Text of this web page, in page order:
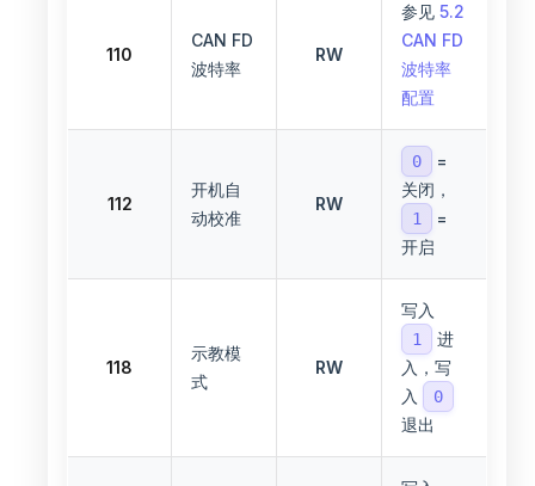
110
CAN FD
波特率
RW
参见 5.2
CAN FD
波特率
配置
112
开机自
动校准
RW
0
=
关闭，
1
=
开启
118
示教模
式
RW
写入
1
进
入，写
入
0
退出